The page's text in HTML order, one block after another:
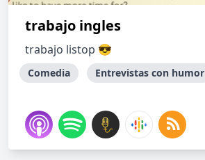
trabajo ingles
trabajo listop 😎
Comedia Entrevistas con humor